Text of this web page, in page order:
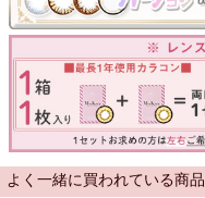
よく一緒に買われている商品